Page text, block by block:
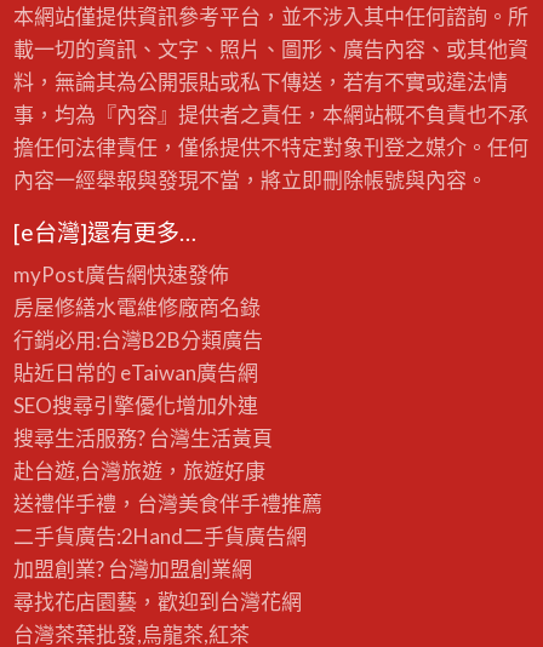
本網站僅提供資訊參考平台，並不涉入其中任何諮詢。所
載一切的資訊、文字、照片、圖形、廣告內容、或其他資
料，無論其為公開張貼或私下傳送，若有不實或違法情
事，均為『內容』提供者之責任，本網站概不負責也不承
擔任何法律責任，僅係提供不特定對象刊登之媒介。任何
內容一經舉報與發現不當，將立即刪除帳號與內容。
[e台灣]還有更多…
myPost廣告網快速發佈
房屋修繕水電維修廠商名錄
行銷必用:台灣B2B分類廣告
貼近日常的 eTaiwan廣告網
SEO搜尋引擎優化增加外連
搜尋生活服務? 台灣生活黃頁
赴台遊,台灣旅遊，旅遊好康
送禮伴手禮，台灣美食伴手禮推薦
二手貨廣告:2Hand二手貨廣告網
加盟創業? 台灣加盟創業網
尋找花店園藝，歡迎到 台灣花網
台灣茶葉批發,烏龍茶,紅茶